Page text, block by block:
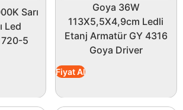
Sarı
Led
5
Goya 36W
113X5,5X4,9cm Ledli
Etanj Armatür GY 4316
Goya Driver
Fiyat Al